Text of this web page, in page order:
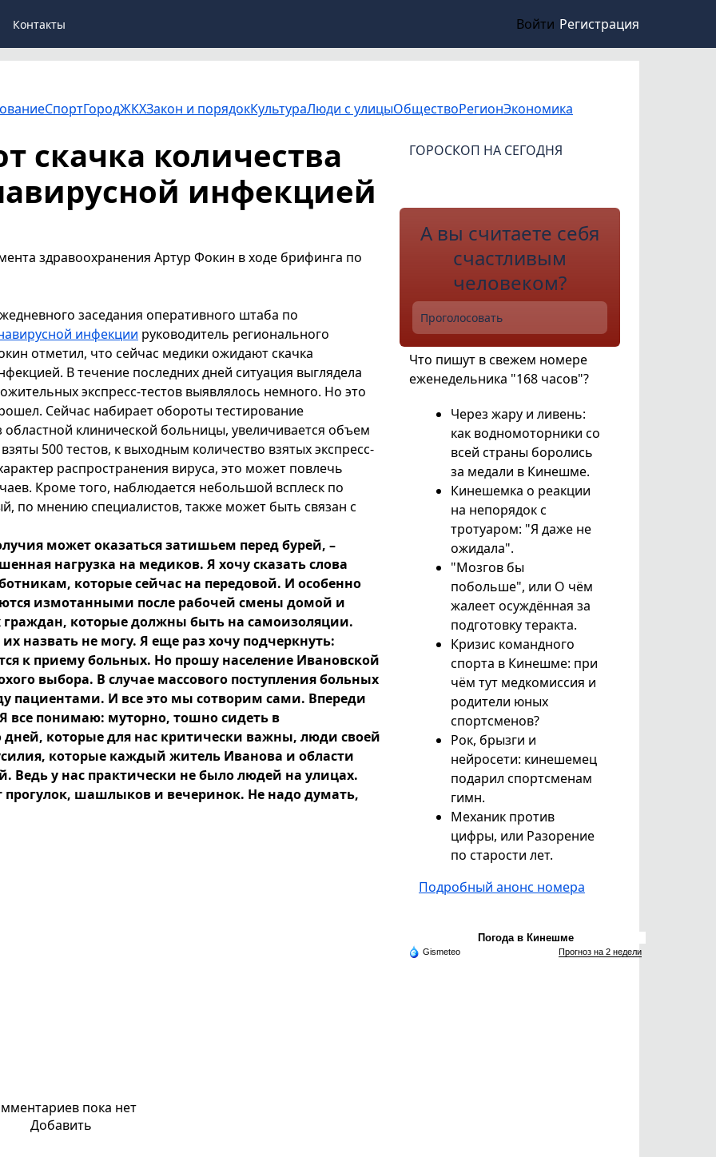
Контакты Войти Регистрация
СпортГородЖКХЗакон и порядокКультураЛюди с улицыОбществоРегионЭкономика
скачка количества
инфекцией
здравоохранения Артур Фокин в ходе брифинга по
заседания оперативного штаба по
инфекции руководитель регионального
отметил, что сейчас медики ожидают скачка
В течение последних дней ситуация выглядела
экспресс-тестов выявлялось немного. Но это
Сейчас набирает обороты тестирование
клинической больницы, увеличивается объем
500 тестов, к выходным количество взятых экспресс-
распространения вируса, это может повлечь
Кроме того, наблюдается небольшой всплеск по
по мнению специалистов, также может быть связан с
может оказаться затишьем перед бурей, –
нагрузка на медиков. Я хочу сказать слова
которые сейчас на передовой. И особенно
измотанными после рабочей смены домой и
которые должны быть на самоизоляции.
назвать не могу. Я еще раз хочу подчеркнуть:
к приему больных. Но прошу население Ивановской
выбора. В случае массового поступления больных
И все это мы сотворим сами. Впереди
понимаю: муторно, тошно сидеть в
дней, которые для нас критически важны, люди своей
которые каждый житель Иванова и области
у нас практически не было людей на улицах.
прогулок, шашлыков и вечеринок. Не надо думать,
пока нет
Добавить
ГОРОСКОП НА СЕГОДНЯ
А вы считаете себя
счастливым
человеком?
Проголосовать
Что пишут в свежем номере
еженедельника "168 часов"?
Через жару и ливень:
как водномоторники со
всей страны боролись
за медали в Кинешме.
Кинешемка о реакции
на непорядок с
тротуаром: "Я даже не
ожидала".
"Мозгов бы
побольше", или О чём
жалеет осуждённая за
подготовку теракта.
Кризис командного
спорта в Кинешме: при
чём тут медкомиссия и
родители юных
спортсменов?
Рок, брызги и
нейросети: кинешемец
подарил спортсменам
гимн.
Механик против
цифры, или Разорение
по старости лет.
Подробный анонс номера
Погода в Кинешме
Gismeteo Прогноз на 2 недели